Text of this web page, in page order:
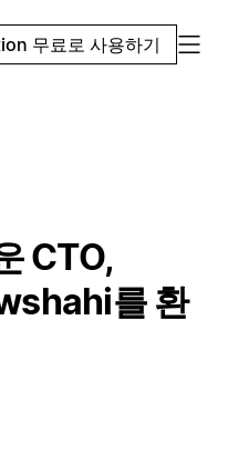
무료로 사용하기
CTO,
를 환